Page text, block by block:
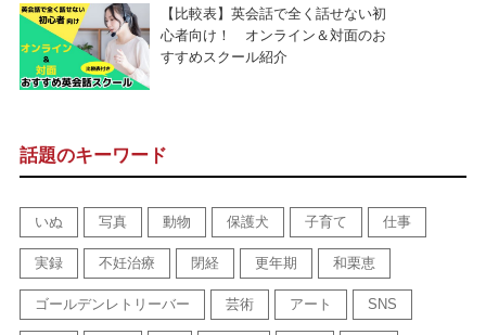
【比較表】英会話で全く話せない初
心者向け！ オンライン＆対面のお
すすめスクール紹介
話題のキーワード
いぬ 写真 動物 保護犬 子育て 仕事
実録 不妊治療 閉経 更年期 和栗恵
ゴールデンレトリーバー 芸術 アート SNS